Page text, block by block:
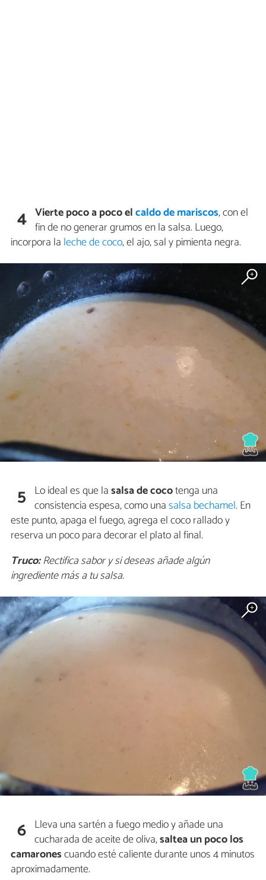
4 Vierte poco a poco elcaldo de mariscos, con el
fin de no generar grumos en la salsa. Luego,
incorpora la leche de coco, el ajo, sal y pimienta negra.
5 Lo ideal es que lasalsa de cocotenga una
consistencia espesa, como unasalsa bechamel. En
este punto, apaga el fuego, agrega el coco rallado y
reserva un poco para decorar el plato al final.
Truco:Rectifica sabor y si deseas añade algún
ingrediente más a tu salsa.
6 Lleva una sartén a fuego medio y añade una
cucharada de aceite de oliva,saltea un poco los
camaronescuando esté caliente durante unos 4 minutos
aproximadamente.